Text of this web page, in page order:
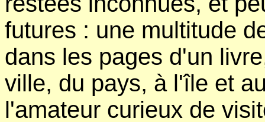
futures : une multitude
dans les pages d'un
ville, du pays, à l'île et
l'amateur curieux de